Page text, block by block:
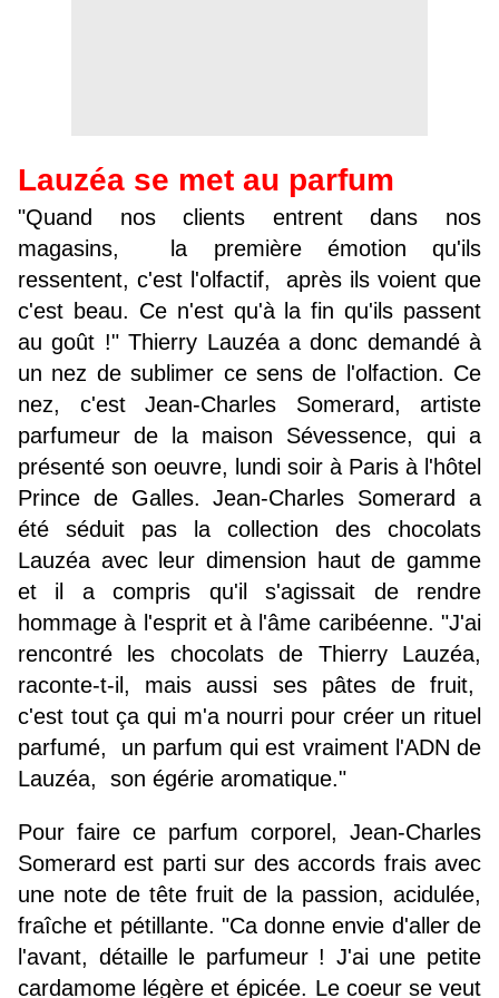
Lauzéa se met au parfum
"Quand nos clients entrent dans nos
magasins, la première émotion qu'ils
ressentent, c'est l'olfactif, après ils voient que
c'est beau. Ce n'est qu'à la fin qu'ils passent
au goût !" Thierry Lauzéa a donc demandé à
un nez de sublimer ce sens de l'olfaction. Ce
nez, c'est Jean-Charles Somerard, artiste
parfumeur de la maison Sévessence, qui a
présenté son oeuvre, lundi soir à Paris à l'hôtel
Prince de Galles. Jean-Charles Somerard a
été séduit pas la collection des chocolats
Lauzéa avec leur dimension haut de gamme
et il a compris qu'il s'agissait de rendre
hommage à l'esprit et à l'âme caribéenne. "J'ai
rencontré les chocolats de Thierry Lauzéa,
raconte-t-il, mais aussi ses pâtes de fruit,
c'est tout ça qui m'a nourri pour créer un rituel
parfumé, un parfum qui est vraiment l'ADN de
Lauzéa, son égérie aromatique."
Pour faire ce parfum corporel, Jean-Charles
Somerard est parti sur des accords frais avec
une note de tête fruit de la passion, acidulée,
fraîche et pétillante. "Ca donne envie d'aller de
l'avant, détaille le parfumeur ! J'ai une petite
cardamome légère et épicée. Le coeur se veut